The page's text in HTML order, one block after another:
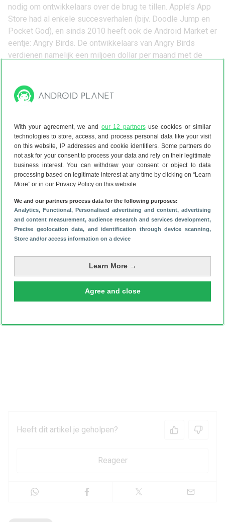
With your agreement, we and our 12 partnersuse cookies or similar
technologies to store, access, and process personal data like your visit
on this website, IP addresses and cookie identifiers. Some partners do
not ask for your consent to process your data and rely on their legitimate
business interest. You can withdraw your consent or object to data
processing based on legitimate interest at any time by clicking on “Learn
More” or in our Privacy Policy on this website.
We and our partners process data for the following purposes:
Analytics, Functional, Personalised advertising and content, advertising
and content measurement, audience research and services development,
Precise geolocation data, and identification through device scanning,
Store and/or access information on a device
Learn More →
Agree and close
nodig om ontwikkelaars over de brug te tillen. Apple’s App
Store had al enkele succesverhalen (bijv. Doodle Jump en
Pocket God), en sinds 2010 heeft ook de Android Market er
eentje: Angry Birds. De ontwikkelaars van Angry Birds
verdienen namelijk een miljoen dollar per maand met de
Er is nog genoeg ruimte voor verbeteringen, zoals andere
betalingsmogelijkheden in de Android Market (bijv. Paypal)
SD-kaart. Gezien de groei van het afgelopen jaar durf ik te
voorspellen dat 2011 het jaar van de Android Market wordt.
Laat de goede games maar komen!
Heeft dit artikel je geholpen?
Reageer